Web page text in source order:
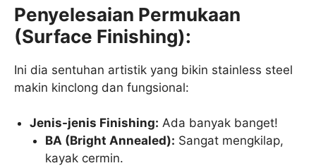
Penyelesaian Permukaan
(Surface Finishing):
Ini dia sentuhan artistik yang bikin stainless steel
makin kinclong dan fungsional:
Jenis-jenis Finishing: Ada banyak banget!
BA (Bright Annealed): Sangat mengkilap,
kayak cermin.